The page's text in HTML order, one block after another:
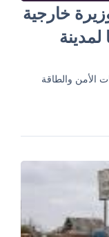
خارجية
الأمن والطاقة